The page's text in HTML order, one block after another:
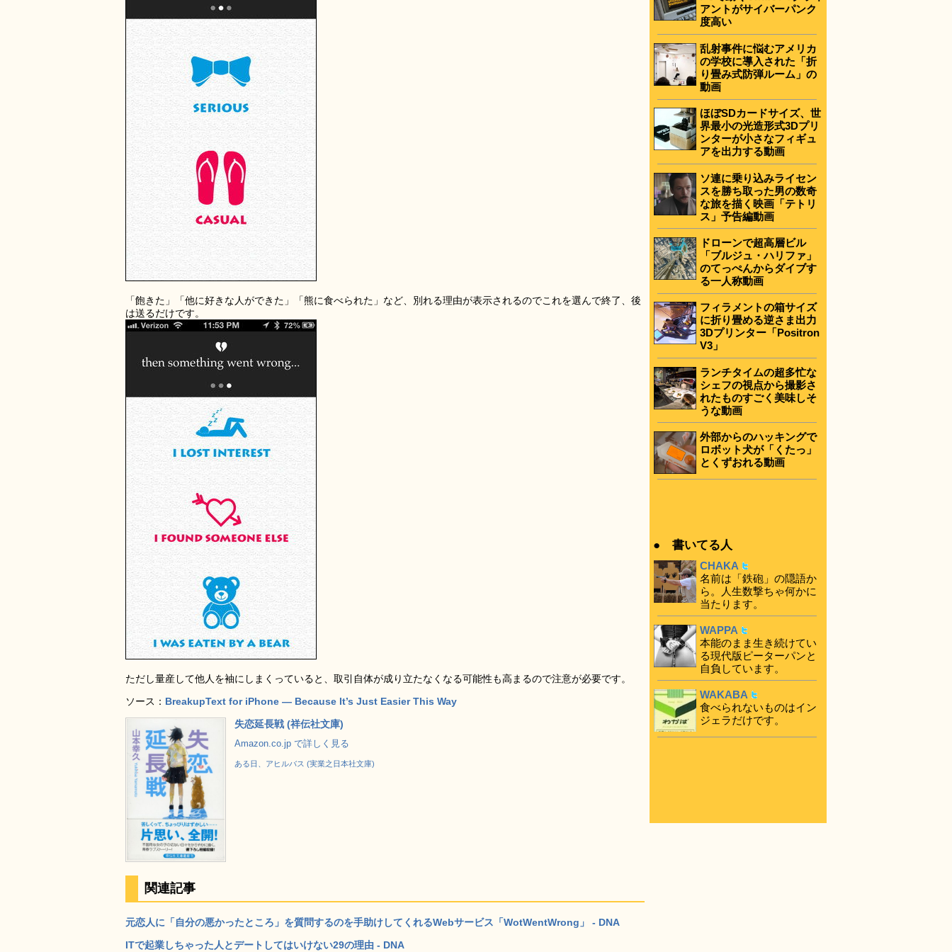
「飽きた」「他に好きな人ができた」「熊に食べられた」など、別れる理由が表示されるのでこれを選んで終了、後
は送るだけです。
ただし量産して他人を袖にしまくっていると、取引自体が成り立たなくなる可能性も高まるので注意が必要です。
ソース： BreakupText for iPhone — Because It’s Just Easier This Way
失恋延長戦 (祥伝社文庫)
Amazon.co.jp で詳しく見る
ある日、アヒルバス (実業之日本社文庫)
関連記事
元恋人に「自分の悪かったところ」を質問するのを手助けしてくれるWebサービス「WotWentWrong」 - DNA
ITで起業しちゃった人とデートしてはいけない29の理由 - DNA
アントがサイバーパンク
度高い
乱射事件に悩むアメリカ
の学校に導入された「折
り畳み式防弾ルーム」の
動画
ほぼSDカードサイズ、世
界最小の光造形式3Dプリ
ンターが小さなフィギュ
アを出力する動画
ソ連に乗り込みライセン
スを勝ち取った男の数奇
な旅を描く映画「テトリ
ス」予告編動画
ドローンで超高層ビル
「ブルジュ・ハリファ」
のてっぺんからダイブす
る一人称動画
フィラメントの箱サイズ
に折り畳める逆さま出力
3Dプリンター「Positron
V3」
ランチタイムの超多忙な
シェフの視点から撮影さ
れたものすごく美味しそ
うな動画
外部からのハッキングで
ロボット犬が「くたっ」
とくずおれる動画
● 書いてる人
CHAKA
名前は「鉄砲」の隠語か
ら。人生数撃ちゃ何かに
当たります。
WAPPA
本能のまま生き続けてい
る現代版ピーターパンと
自負しています。
WAKABA
食べられないものはイン
ジェラだけです。